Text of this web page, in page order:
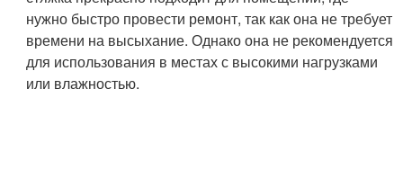
нужно быстро провести ремонт, так как она не требует
времени на высыхание. Однако она не рекомендуется
для использования в местах с высокими нагрузками
или влажностью.